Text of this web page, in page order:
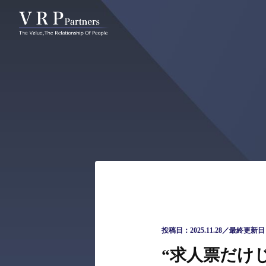
コンサルタント一覧
投稿日：2025.11.28／最終更新日
“求人票だけ